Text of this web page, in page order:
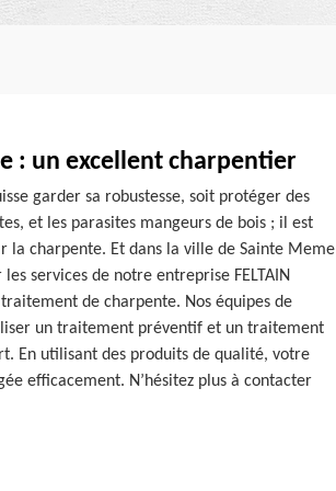
: un excellent charpentier
garder sa robustesse, soit protéger des
et les parasites mangeurs de bois ; il est
la charpente. Et dans la ville de Sainte Meme
services de notre entreprise FELTAIN
de charpente. Nos équipes de
un traitement préventif et un traitement
En utilisant des produits de qualité, votre
efficacement. N’hésitez plus à contacter